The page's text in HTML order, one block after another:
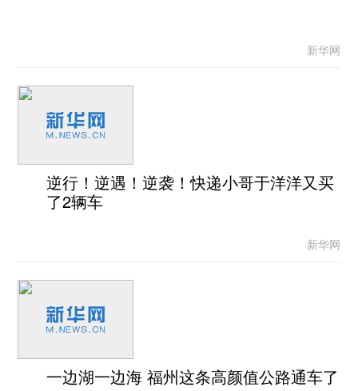
新华网
逆行！逆遇！逆袭！快递小哥于洋洋又买
了2辆车
新华网
一边湖一边海 福州这条高颜值公路通车了